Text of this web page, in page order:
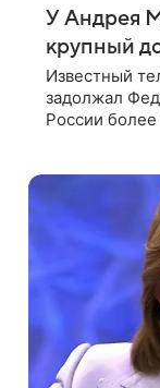
У Андрея
крупный
Известный
задолжал
России